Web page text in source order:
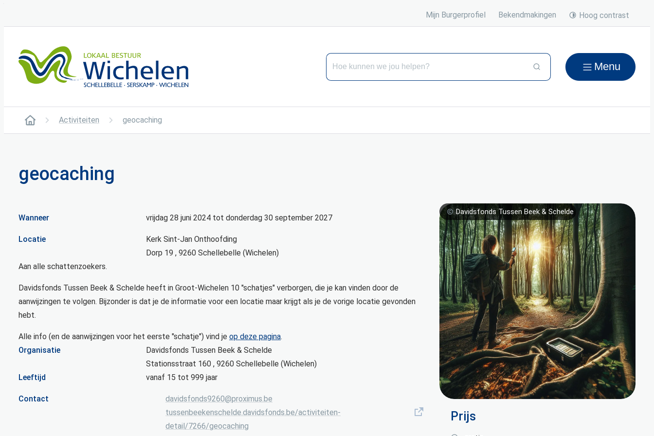
Mijn Burgerprofiel Bekendmakingen Hoog contrast
Wichelen
Hoe kunnen we jou helpen?
Zoeken Menu
Startpagina
Activiteiten geocaching
geocaching
Wanneer vrijdag 28 juni 2024 tot donderdag 30 september 2027
Locatie
Kerk Sint-Jan Onthoofding
Dorp 19 , 9260 Schellebelle (Wichelen)
Aan alle schattenzoekers.
Davidsfonds Tussen Beek & Schelde heeft in Groot-Wichelen 10 "schatjes" verborgen, die je kan vinden door de
aanwijzingen te volgen. Bijzonder is dat je de informatie voor een locatie maar krijgt als je de vorige locatie gevonden
hebt.
Alle info (en de aanwijzingen voor het eerste "schatje") vind je op deze pagina.
Organisatie
Davidsfonds Tussen Beek & Schelde
Stationsstraat 160 , 9260 Schellebelle (Wichelen)
Leeftijd
vanaf 15 tot 999 jaar
Contact E-maildavidsfonds9260@proximus.be
Websitetussenbeekenschelde.davidsfonds.be/activiteiten-
detail/7266/geocaching
Davidsfonds Tussen Beek & Schelde
Prijs